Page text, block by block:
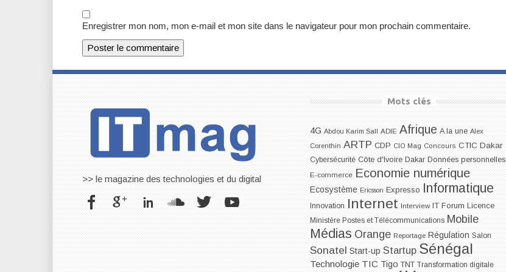
Enregistrer mon nom, mon e-mail et mon site dans le navigateur pour mon prochain commentaire.
>> le magazine des technologies et du digital
Mots clés
4G Abdou Karim Sall ADIE Afrique A la une Alex
Corenthin ARTP CDP CIO Mag Concours CTIC Dakar
Cybersécurité Côte d'Ivoire Dakar Données personnelles
E-commerce Economie numérique
Ecosystème Ericsson Expresso Informatique
Innovation Internet Interview IT Forum Licence
Ministère Postes et Télécommunications Mobile
Médias Orange Reportage Régulation Salon
Sonatel Start-up Startup Sénégal
Technologie TIC Tigo TNT Transformation digitale